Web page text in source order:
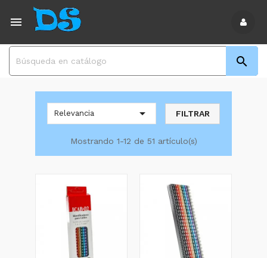


Relevancia  FILTRAR
Mostrando 1-12 de 51 artículo(s)